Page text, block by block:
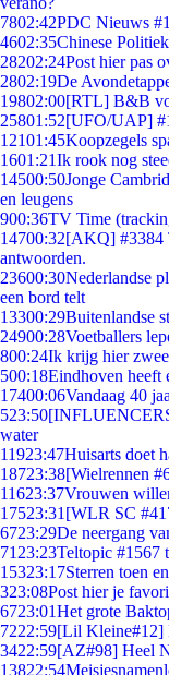
7802:42PDC Nieuws
4602:35Chinese
28202:24Post hier pas
2802:19De
19802:00[RTL] B&B
25801:52[UFO/UAP]
12101:45Koopzegels
1601:21Ik rook nog
14500:50Jonge
en leugens
900:36TV Time
14700:32[AKQ] #3384
antwoorden.
23600:30Nederlandse
een bord telt
13300:29Buitenlandse
24900:28Voetballers
800:24Ik krijg hier
500:18Eindhoven heeft
17400:06Vandaag 40
523:50
water
11923:47Huisarts doet
18723:38[Wielrennen
11623:37Vrouwen
17523:31 [WLR SC
6723:29De neergang
71 23:23Teltopic #1567
15323:17Sterren toen
323:08Post hier je
6723:01Het grote
7222:59[Lil Kleine#12]
3422:59[AZ#98] Heel
13822:54